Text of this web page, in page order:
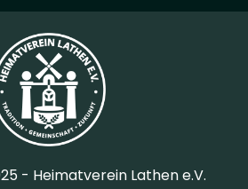
- Heimatverein Lathen e.V.